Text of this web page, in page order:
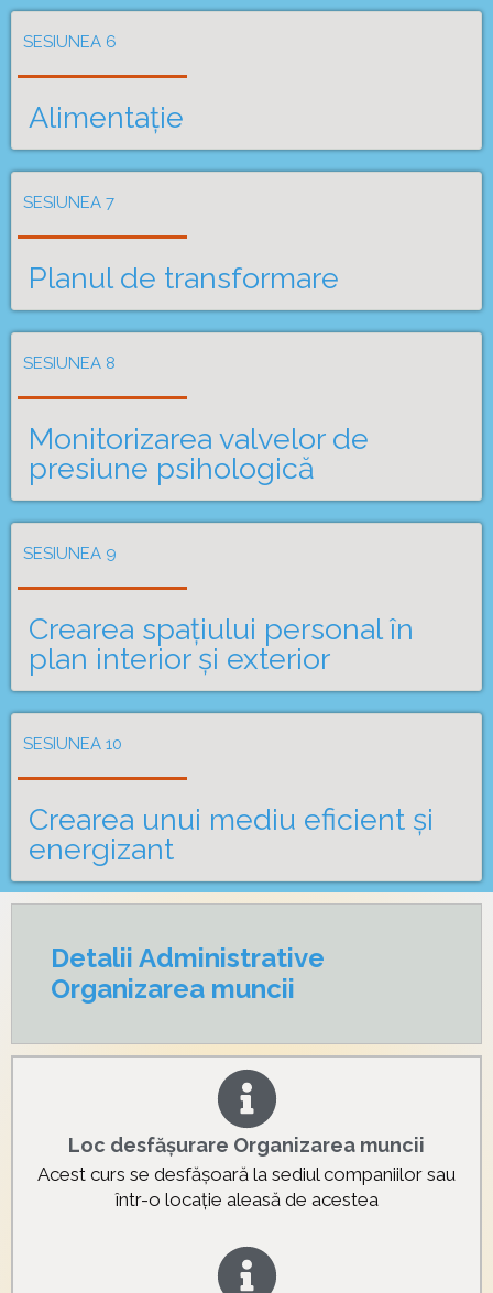
SESIUNEA 6
Alimentație
SESIUNEA 7
Planul de transformare
SESIUNEA 8
Monitorizarea valvelor de
presiune psihologică
SESIUNEA 9
Crearea spațiului personal în
plan interior și exterior
SESIUNEA 10
Crearea unui mediu eficient și
energizant
Loc desfășurare Organizarea muncii
Acest curs se desfășoară la sediul companiilor sau
într-o locație aleasă de acestea
Detalii Administrative
Organizarea muncii